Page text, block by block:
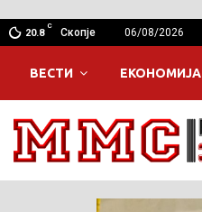
20.8
C
Скопје 06/08/2026
ВЕСТИ ЕКОНОМИЈА